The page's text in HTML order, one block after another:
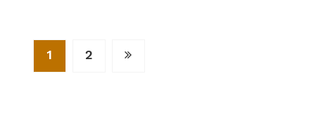
1 2